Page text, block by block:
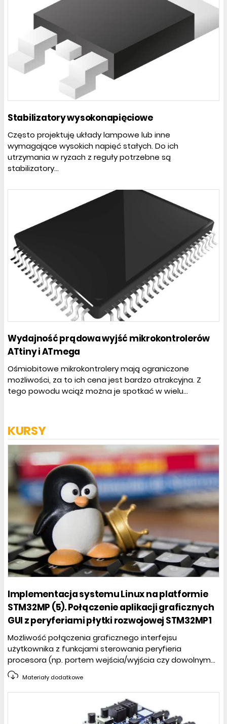
Stabilizatory wysokonapięciowe
Często projektuję układy lampowe lub inne
wymagające wysokich napięć stałych. Do ich
utrzymania w ryzach z reguły potrzebne są
stabilizatory...
Wydajność prądowa wyjść mikrokontrolerów
ATtiny i ATmega
Ośmiobitowe mikrokontrolery mają ograniczone
możliwości, za to ich cena jest bardzo atrakcyjna. Z
tego powodu wciąż można je spotkać w wielu...
KURSY
Implementacja systemu Linux na platformie
STM32MP (5). Połączenie aplikacji graficznych
GUI z peryferiami płytki rozwojowej STM32MP1
Możliwość połączenia graficznego interfejsu
użytkownika z funkcjami sterowania peryfieria
procesora (np. portem wejścia/wyjścia czy dowolnym...
Materiały dodatkowe